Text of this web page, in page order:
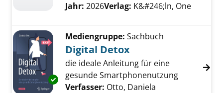
Jahr: 2026Verlag: K&#246;ln, One
Exemplar-Details von Digital Detox anzeigen
Mediengruppe: Sachbuch
Digital Detox
die ideale Anleitung für eine
gesunde Smartphonenutzung
Verfasser: Otto, Daniela